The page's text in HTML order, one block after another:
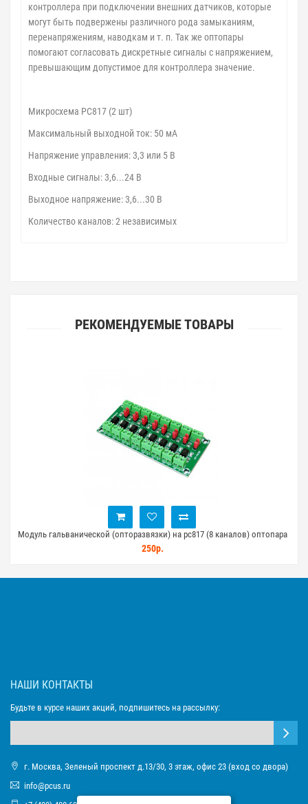
контроллера при подключении внешних датчиков, которые
могут быть подвержены различного рода замыканиям,
перенапряжениям, наводкам и т. п. Так же оптопары
помогают согласовать дискретные сигналы с напряжением,
превышающим допустимое для контроллера значение.
Микросхема РС817 (2 шт)
Максимальный выходной ток: 50 мА
Напряжение управления: 3,3 или 5 В
Входные сигналы: 3,6...24 В
Выходное напряжение: 3,6...30 В
Количество каналов: 2 независимых
РЕКОМЕНДУЕМЫЕ ТОВАРЫ
оптопара Модуль гальванической (опторазвязки) на pc817 (4 канала)
НАШИ КОНТАКТЫ
Будьте в курсе наших акций, подпишитесь на рассылку:
г. Москва, Зеленый проспект д.13/30, 3 этаж, офис 23 (вход со двора)
info@pcus.ru